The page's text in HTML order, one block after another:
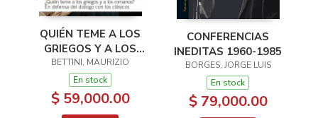
QUIÉN TEME A LOS
GRIEGOS Y A LOS
ROMANOS?
BETTINI, MAURIZIO
En stock
$ 59,000.00
CONFERENCIAS
INEDITAS 1960-1985
BORGES, JORGE LUIS
En stock
$ 79,000.00